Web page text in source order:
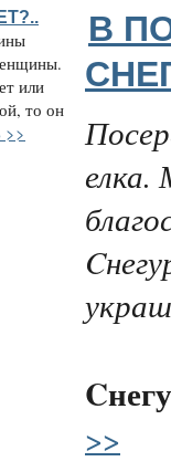
или
то он
>>
В
>>